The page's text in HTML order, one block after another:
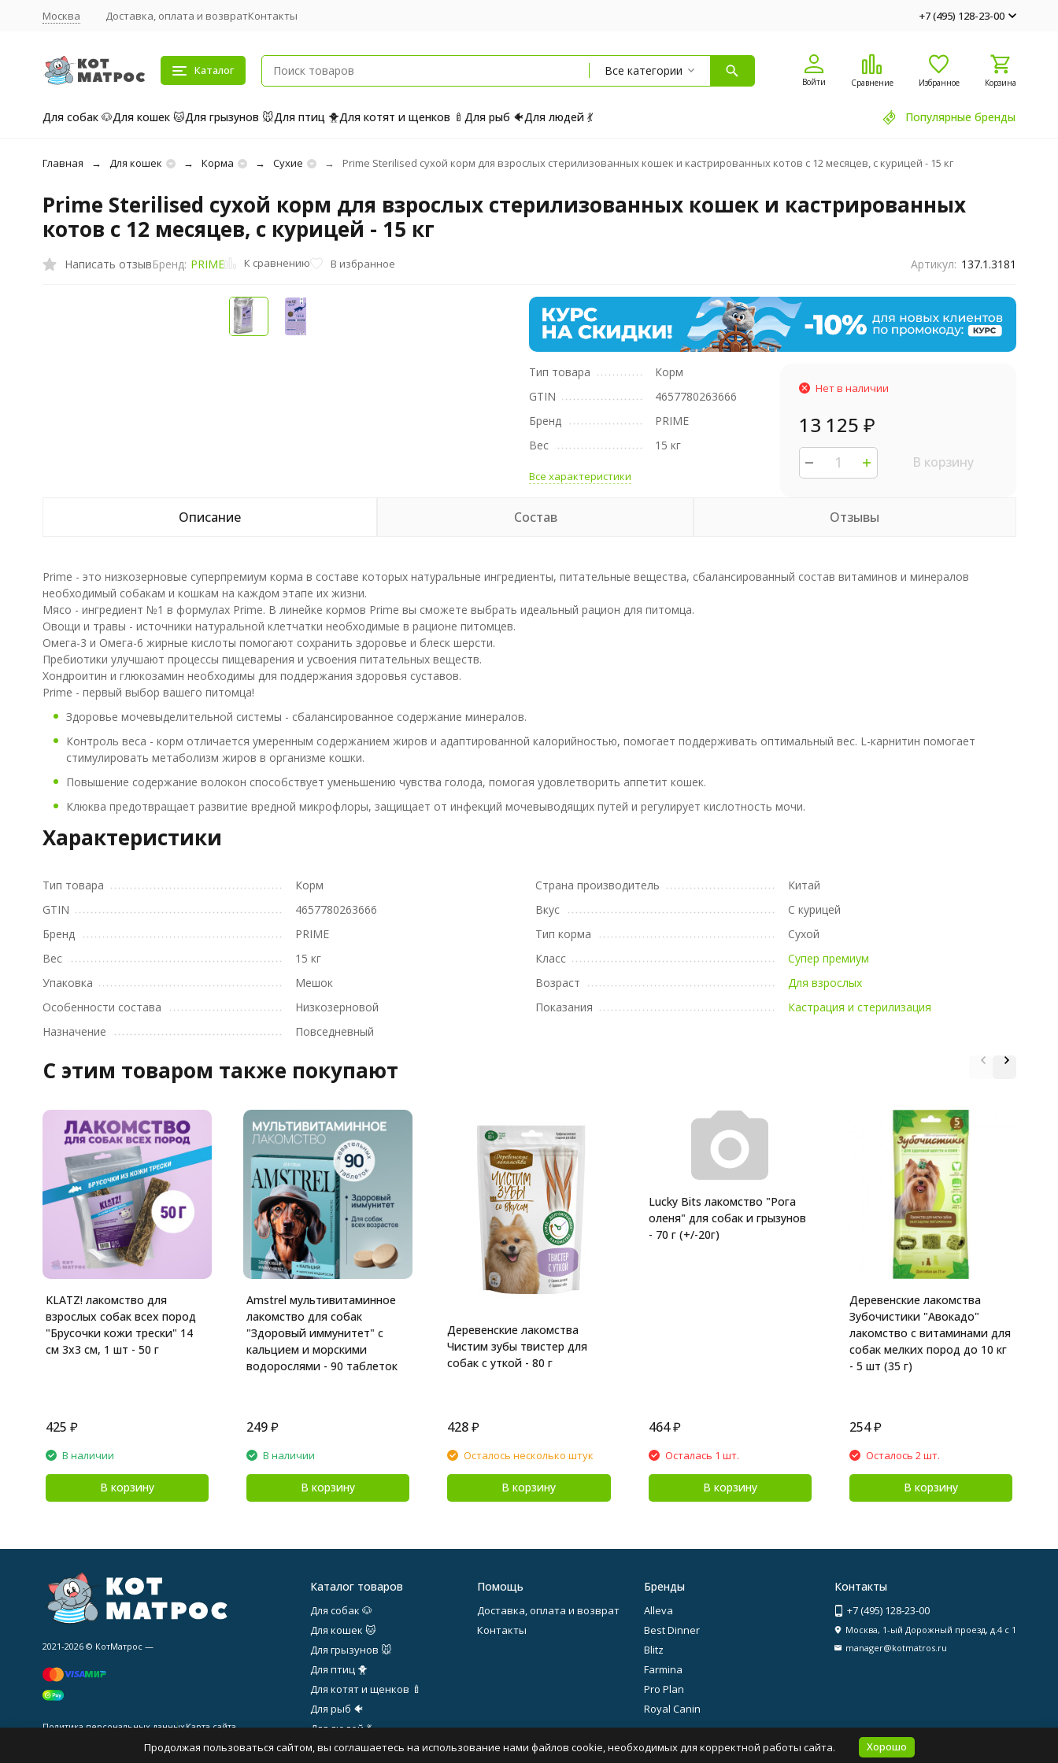
Москва Доставка, оплата и возвратКонтакты +7 (495) 128-23-00
Каталог Все категории
Войти Сравнение Избранное Корзина
Для собак 🐶Для кошек 🐱Для грызунов 🐭Для птиц 🐥Для котят и щенков 🍼 Для рыб 🐠Для людей 💃 Популярные бренды
Главная Для кошек Корма Сухие Prime Sterilised сухой корм для взрослых стерилизованных кошек и кастрированных котов с 12 месяцев, с курицей - 15 кг
Prime Sterilised сухой корм для взрослых стерилизованных кошек и кастрированных
котов с 12 месяцев, с курицей - 15 кг
Написать отзывБренд: PRIME К сравнению В избранное Артикул: 137.1.3181
Тип товара
Корм
GTIN
4657780263666
Бренд
PRIME
Вес
15 кг
Все характеристики
Нет в наличии
13 125 ₽
В корзину
Описание Состав Отзывы
Prime - это низкозерновые суперпремиум корма в составе которых натуральные ингредиенты, питательные вещества, сбалансированный состав витаминов и минералов
необходимый собакам и кошкам на каждом этапе их жизни.
Мясо - ингредиент №1 в формулах Prime. В линейке кормов Prime вы сможете выбрать идеальный рацион для питомца.
Овощи и травы - источники натуральной клетчатки необходимые в рационе питомцев.
Омега-3 и Омега-6 жирные кислоты помогают сохранить здоровье и блеск шерсти.
Пребиотики улучшают процессы пищеварения и усвоения питательных веществ.
Хондроитин и глюкозамин необходимы для поддержания здоровья суставов.
Prime - первый выбор вашего питомца!
Здоровье мочевыделительной системы - сбалансированное содержание минералов.
Контроль веса - корм отличается умеренным содержанием жиров и адаптированной калорийностью, помогает поддерживать оптимальный вес. L-карнитин помогает
стимулировать метаболизм жиров в организме кошки.
Повышение содержание волокон способствует уменьшению чувства голода, помогая удовлетворить аппетит кошек.
Клюква предотвращает развитие вредной микрофлоры, защищает от инфекций мочевыводящих путей и регулирует кислотность мочи.
Характеристики
Тип товара
Корм
GTIN
4657780263666
Бренд
PRIME
Вес
15 кг
Упаковка
Мешок
Особенности состава
Низкозерновой
Назначение
Повседневный
Страна производитель
Китай
Вкус
С курицей
Тип корма
Сухой
Класс
Супер премиум
Возраст
Для взрослых
Показания
Кастрация и стерилизация
C этим товаром также покупают
KLATZ! лакомство для
взрослых собак всех пород
"Брусочки кожи трески" 14
см 3х3 см, 1 шт - 50 г
425 ₽
В наличии
В корзину
Amstrel мультивитаминное
лакомство для собак
"Здоровый иммунитет" с
кальцием и морскими
водорослями - 90 таблеток
249₽
В наличии
В корзину
Деревенские лакомства
Чистим зубы твистер для
собак с уткой - 80 г
428₽
Осталось несколько штук
В корзину
Lucky Bits лакомство "Рога
оленя" для собак и грызунов
- 70 г (+/-20г)
464₽
Осталась 1 шт.
В корзину
Деревенские лакомства
Зубочистики "Авокадо"
лакомство с витаминами для
собак мелких пород до 10 кг
- 5 шт (35 г)
254₽
Осталось 2 шт.
В корзину
2021-2026 © КотМатрос —
Политика персональных данныхКарта сайта
Каталог товаров
Для собак 🐶
Для кошек 🐱
Для грызунов 🐭
Для птиц 🐥
Для котят и щенков 🍼
Для рыб 🐠
Для людей 💃
Помощь
Доставка, оплата и возврат
Контакты
Бренды
Alleva
Best Dinner
Blitz
Farmina
Pro Plan
Royal Canin
Контакты
+7 (495) 128-23-00
Москва, 1-ый Дорожный проезд, д.4 с 1
manager@kotmatros.ru
Продолжая пользоваться сайтом, вы соглашаетесь на использование нами файлов cookie, необходимых для корректной работы сайта. Хорошо